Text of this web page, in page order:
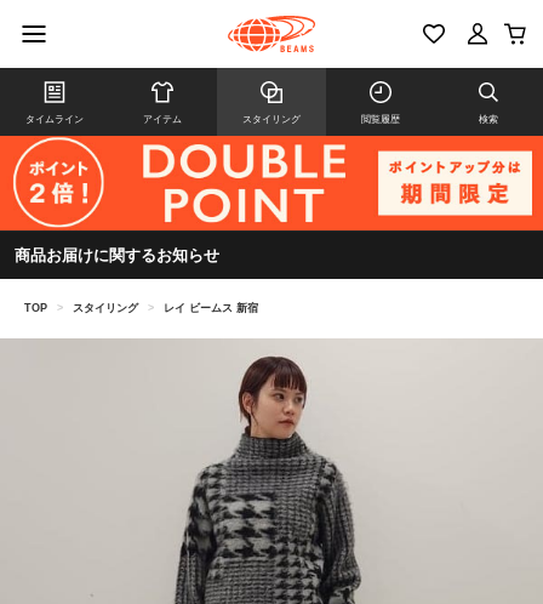
タイムライン アイテム スタイリング 閲覧履歴 検索
商品お届けに関するお知らせ
TOP > スタイリング > レイ ビームス 新宿